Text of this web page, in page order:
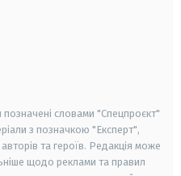
позначені словами "Спецпроєкт"
з позначкою "Експерт",
та героїв. Редакція може
щодо реклами та правил